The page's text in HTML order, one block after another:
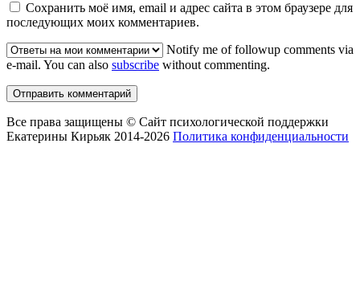
Сохранить моё имя, email и адрес сайта в этом браузере для
последующих моих комментариев.
Notify me of followup comments via
e-mail. You can also subscribe without commenting.
Все права защищены © Сайт психологической поддержки
Екатерины Кирьяк 2014-2026 Политика конфиденциальности